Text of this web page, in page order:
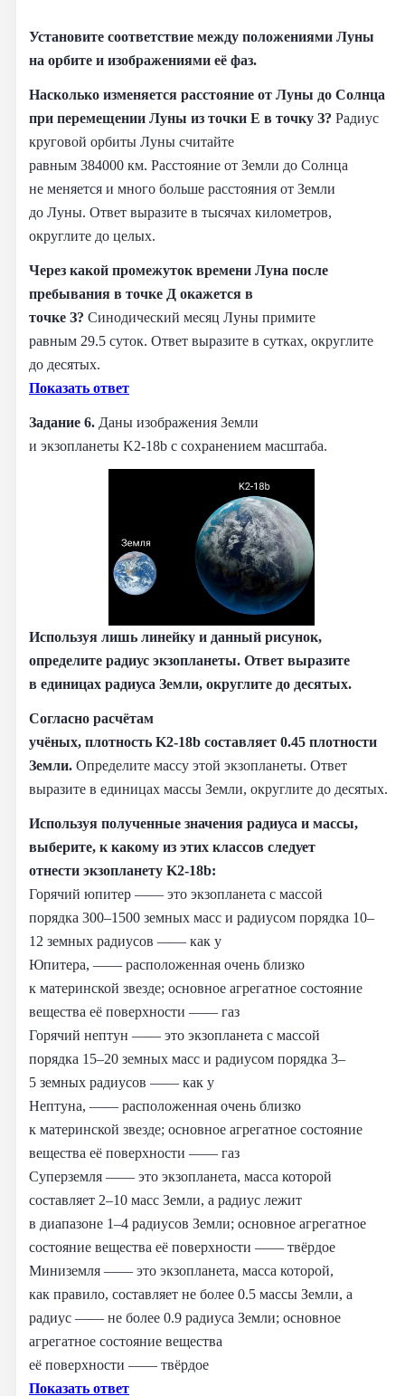
Установите соответствие между положениями Луны
на орбите и изображениями её фаз.
Насколько изменяется расстояние от Луны до Солнца
при перемещении Луны из точки Е в точку З? Радиус
круговой орбиты Луны считайте
равным 384000 км. Расстояние от Земли до Солнца
не меняется и много больше расстояния от Земли
до Луны. Ответ выразите в тысячах километров,
округлите до целых.
Через какой промежуток времени Луна после
пребывания в точке Д окажется в
точке З? Синодический месяц Луны примите
равным 29.5 суток. Ответ выразите в сутках, округлите
до десятых.
Показать ответ
Задание 6. Даны изображения Земли
и экзопланеты K2‑18b с сохранением масштаба.
Используя лишь линейку и данный рисунок,
определите радиус экзопланеты. Ответ выразите
в единицах радиуса Земли, округлите до десятых.
Согласно расчётам
учёных, плотность K2‑18b составляет 0.45 плотности
Земли. Определите массу этой экзопланеты. Ответ
выразите в единицах массы Земли, округлите до десятых.
Используя полученные значения радиуса и массы,
выберите, к какому из этих классов следует
отнести экзопланету K2‑18b:
Горячий юпитер —— это экзопланета с массой
порядка 300–1500 земных масс и радиусом порядка 10–
12 земных радиусов —— как у
Юпитера, —— расположенная очень близко
к материнской звезде; основное агрегатное состояние
вещества её поверхности —— газ
Горячий нептун —— это экзопланета с массой
порядка 15–20 земных масс и радиусом порядка 3–
5 земных радиусов —— как у
Нептуна, —— расположенная очень близко
к материнской звезде; основное агрегатное состояние
вещества её поверхности —— газ
Суперземля —— это экзопланета, масса которой
составляет 2–10 масс Земли, а радиус лежит
в диапазоне 1–4 радиусов Земли; основное агрегатное
состояние вещества её поверхности —— твёрдое
Миниземля —— это экзопланета, масса которой,
как правило, составляет не более 0.5 массы Земли, а
радиус —— не более 0.9 радиуса Земли; основное
агрегатное состояние вещества
её поверхности —— твёрдое
Показать ответ